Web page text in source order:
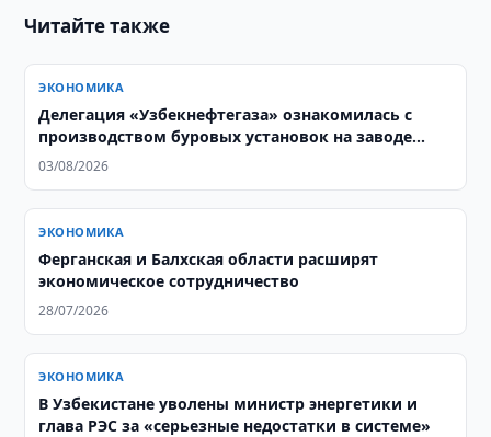
Читайте также
ЭКОНОМИКА
Делегация «Узбекнефтегаза» ознакомилась с
производством буровых установок на заводе
Honghua Group
03/08/2026
ЭКОНОМИКА
Ферганская и Балхская области расширят
экономическое сотрудничество
28/07/2026
ЭКОНОМИКА
В Узбекистане уволены министр энергетики и
глава РЭС за «серьезные недостатки в системе»